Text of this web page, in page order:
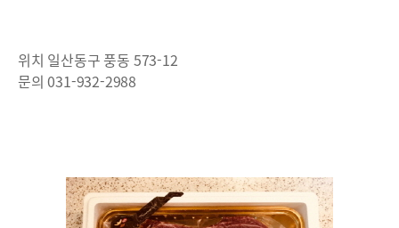
위치 일산동구 풍동 573-12
문의 031-932-2988